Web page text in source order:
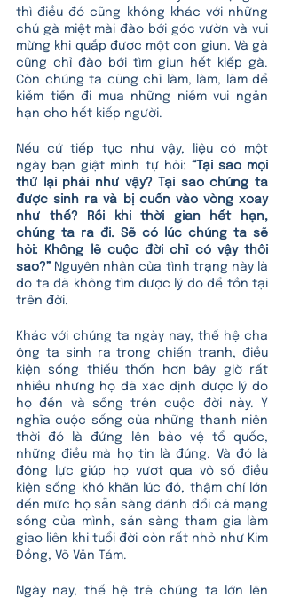
thì điều đó cũng không khác với những
chú gà miệt mài đào bới góc vườn và vui
mừng khi quắp được một con giun. Và gà
cũng chỉ đào bới tìm giun hết kiếp gà.
Còn chúng ta cũng chỉ làm, làm, làm để
kiếm tiền đi mua những niềm vui ngắn
hạn cho hết kiếp người.
Nếu cứ tiếp tục như vậy, liệu có một
ngày bạn giật mình tự hỏi: “Tại sao mọi
thứ lại phải như vậy? Tại sao chúng ta
được sinh ra và bị cuốn vào vòng xoay
như thế? Rồi khi thời gian hết hạn,
chúng ta ra đi. Sẽ có lúc chúng ta sẽ
hỏi: Không lẽ cuộc đời chỉ có vậy thôi
sao?” Nguyên nhân của tình trạng này là
do ta đã không tìm được lý do để tồn tại
trên đời.
Khác với chúng ta ngày nay, thế hệ cha
ông ta sinh ra trong chiến tranh, điều
kiện sống thiếu thốn hơn bây giờ rất
nhiều nhưng họ đã xác định được lý do
họ đến và sống trên cuộc đời này. Ý
nghĩa cuộc sống của những thanh niên
thời đó là đứng lên bảo vệ tổ quốc,
những điều mà họ tin là đúng. Và đó là
động lực giúp họ vượt qua vô số điều
kiện sống khó khăn lúc đó, thậm chí lớn
đến mức họ sẵn sàng đánh đổi cả mạng
sống của mình, sẵn sàng tham gia làm
giao liên khi tuổi đời còn rất nhỏ như Kim
Đồng, Võ Văn Tám.
Ngày nay, thế hệ trẻ chúng ta lớn lên